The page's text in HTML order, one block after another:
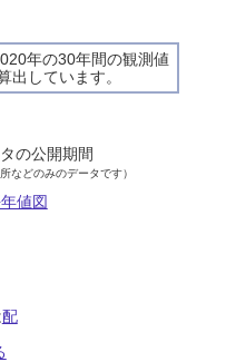
年の30年間の観測値
出しています。
の公開期間
などのみのデータです）
値図
配